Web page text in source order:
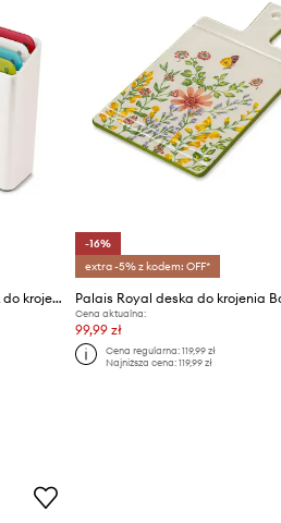
Joseph Joseph zestaw desek do krojenia w organizerze Folio M 5-pack
-16%
extra -5% z kodem: OFF*
Cena aktualna:
99,99 zł
Cena regularna: 119,99 zł
Najniższa cena: 119,99 zł